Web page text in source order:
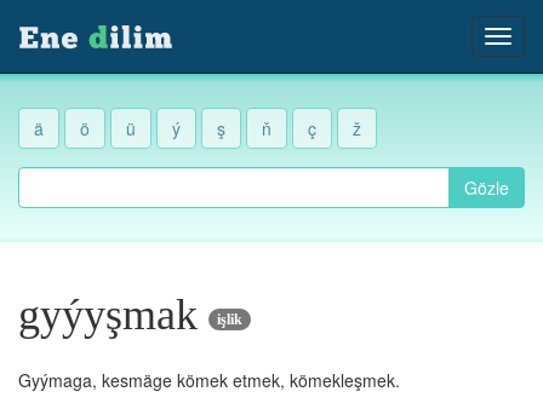
ä ö ü ý ş ň ç ž
Gözle
gyýyşmak işlik
Gyýmaga, kesmäge kömek etmek, kömekleşmek.